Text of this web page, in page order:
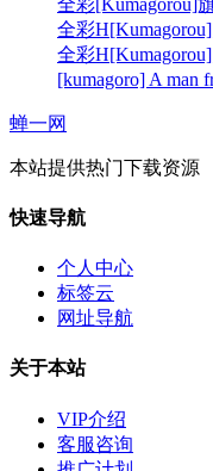
全彩
全彩
[kumagoro] A man
蝉一网
本站提供热门下载资源
快速导航
个人中心
标签云
网址导航
关于本站
VIP介绍
客服咨询